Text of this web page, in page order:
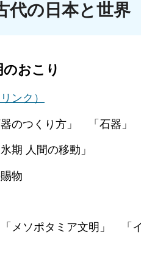
の日本と世界
おこり
ンク）
のつくり方」 「石器」
の移動」
物
ポタミア文明」 「イ